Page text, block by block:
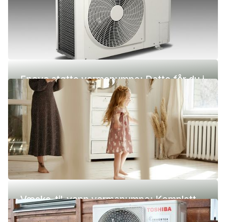
Enova støtte varmepumpe: Dette får du i
2026
Væske-til-vann varmepumpe: Komplett
guide (pris, fordeler og ulemper)